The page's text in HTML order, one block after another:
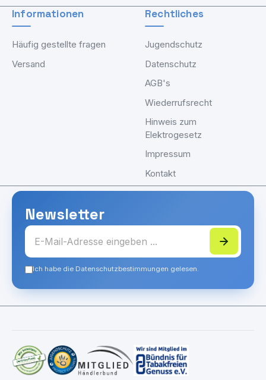
Informationen
Häufig gestellte fragen
Versand
Rechtliches
Jugendschutz
Datenschutz
AGB's
Wiederrufsrecht
Hinweis zum
Elektrogesetz
Impressum
Kontakt
Newsletter
Ich habe die Datenschutzbestimmungen gelesen.